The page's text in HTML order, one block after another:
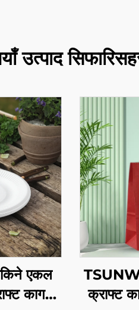
उत्पाद
एकल
कागज
क्राफ्ट